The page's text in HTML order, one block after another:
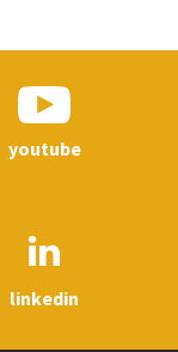
youtube
linkedin